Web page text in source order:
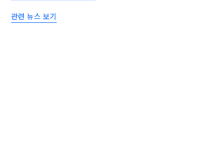
관련 뉴스 보기